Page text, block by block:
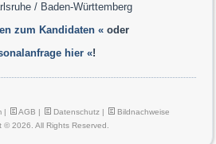
/ Baden-Württemberg
zum Kandidaten « oder
hier «!
AGB Datenschutz
Bildnachweise
© 2026. All Rights Reserved.